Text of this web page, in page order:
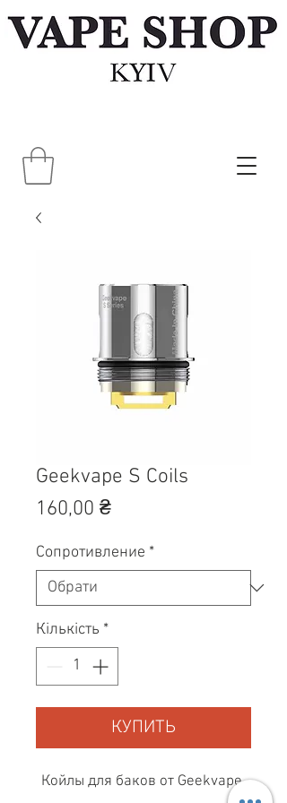
Geekvape S Coils
160,00 ₴Ціна
Сопротивление *
Кількість *
КУПИТЬ
Койлы для баков от Geekvape.